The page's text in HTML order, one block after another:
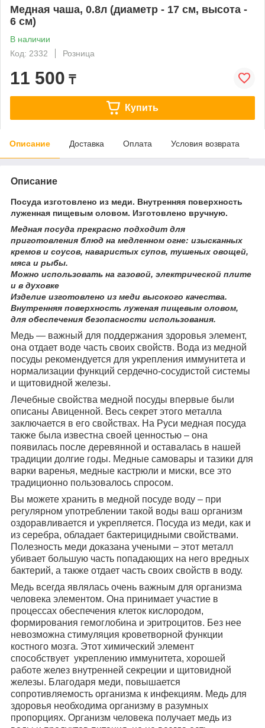
Медная чаша, 0.8л (диаметр - 17 см, высота -
6 см)
В наличии
Код: 2332
Розница
11 500 ₸
Купить
Описание Доставка Оплата Условия возврата
Описание
Посуда изготовлено из меди. Внутренняя поверхность
луженная пищевым оловом. Изготовлено вручную.
Медная посуда прекрасно подходит для
приготовления блюд на медленном огне: изысканных
кремов и соусов, наваристых супов, тушеных овощей,
мяса и рыбы.
Можно использовать на газовой, электрической плите
и в духовке
Изделие изготовлено из меди высокого качества.
Внутренняя поверхность луженая пищевым оловом,
для обеспечения безопасности использования.
Медь ― важный для поддержания здоровья элемент,
она отдает воде часть своих свойств. Вода из медной
посуды рекомендуется для укрепления иммунитета и
нормализации функций сердечно-сосудистой системы
и щитовидной железы.
Лечебные свойства медной посуды впервые были
описаны Авиценной. Весь секрет этого металла
заключается в его свойствах. На Руси медная посуда
также была известна своей ценностью – она
появилась после деревянной и оставалась в нашей
традиции долгие годы. Медные самовары и тазики для
варки варенья, медные кастрюли и миски, все это
традиционно пользовалось спросом.
Вы можете хранить в медной посуде воду – при
регулярном употреблении такой воды ваш организм
оздоравливается и укрепляется. Посуда из меди, как и
из серебра, обладает бактерицидными свойствами.
Полезность меди доказана учеными – этот металл
убивает большую часть попадающих на него вредных
бактерий, а также отдает часть своих свойств в воду.
Медь всегда являлась очень важным для организма
человека элементом. Она принимает участие в
процессах обеспечения клеток кислородом,
формирования гемоглобина и эритроцитов. Без нее
невозможна стимуляция кроветворной функции
костного мозга. Этот химический элемент
способствует укреплению иммунитета, хорошей
работе желез внутренней секреции и щитовидной
железы. Благодаря меди, повышается
сопротивляемость организма к инфекциям. Медь для
здоровья необходима организму в разумных
пропорциях. Организм человека получает медь из